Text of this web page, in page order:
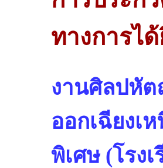
ทางการไ
งานศิลปหัต
ออกเฉียงเ
พิเศษ (โรง